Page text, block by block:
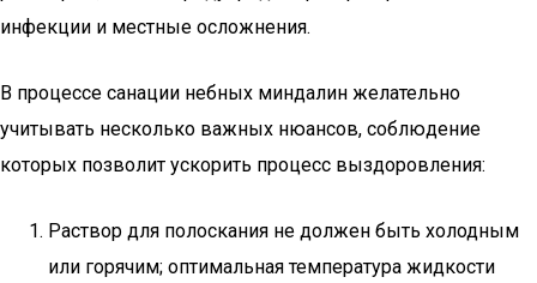
инфекции и местные осложнения.
В процессе санации небных миндалин желательно
учитывать несколько важных нюансов, соблюдение
которых позволит ускорить процесс выздоровления:
Раствор для полоскания не должен быть холодным
или горячим; оптимальная температура жидкости